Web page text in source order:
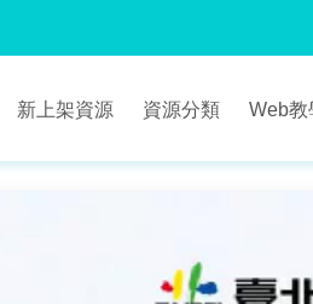
新上架資源 資源分類 Web教